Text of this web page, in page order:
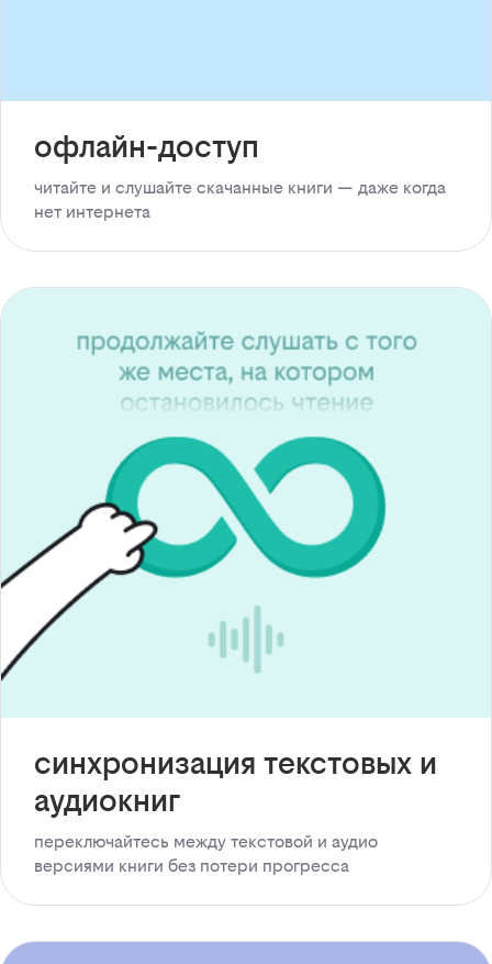
офлайн-доступ
читайте и слушайте скачанные книги — даже когда
нет интернета
синхронизация текстовых и
аудиокниг
переключайтесь между текстовой и аудио
версиями книги без потери прогресса